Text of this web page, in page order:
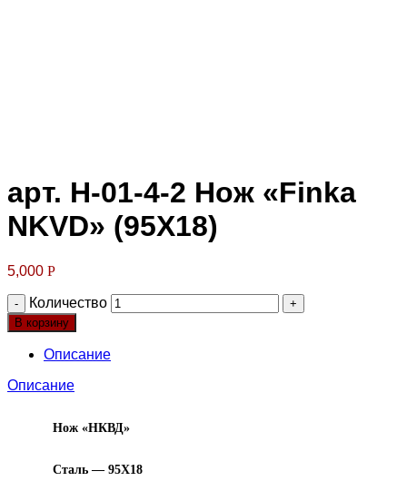
арт. Н-01-4-2 Нож «Finka
NKVD» (95Х18)
5,000 Р
Количество
В корзину
Описание
Описание
Нож «НКВД»
Сталь — 95Х18